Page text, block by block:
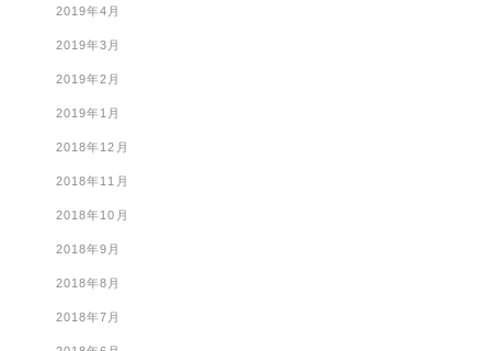
2019年4月
2019年3月
2019年2月
2019年1月
2018年12月
2018年11月
2018年10月
2018年9月
2018年8月
2018年7月